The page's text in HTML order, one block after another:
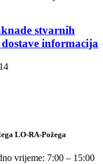
stvarnih
informacija
LO-RA-Požega
vrijeme: 7:00 – 15:00